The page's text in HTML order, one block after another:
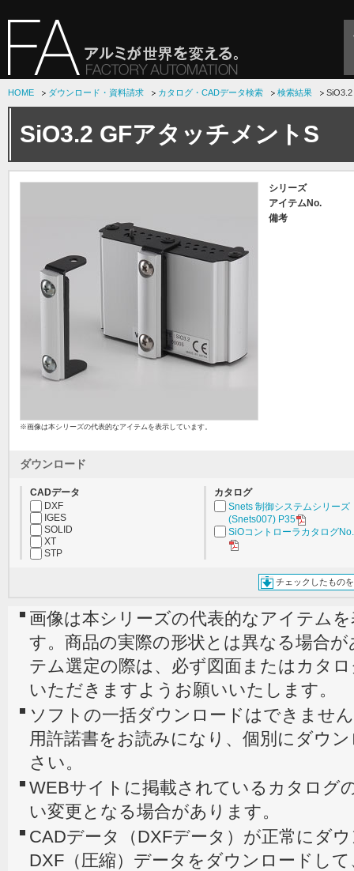
HOME ダウンロード・資料請求 カタログ・CADデータ検索 検索結果
SiO3.2 GFアタッチメントS
※画像は本シリーズの代表的なアイテムを表示しています。
シリーズ
アイテムNo.
備考
ダウンロード
CADデータ
DXF
IGES
SOLID
XT
STP
カタログ
Snets 制御システムシリーズ
(Snets007) P35
SiOコントローラカタログ
チェックしたもの
画像は本シリーズの代表的なアイテム
す。商品の実際の形状とは異なる場合
テム選定の際は、必ず図面またはカタ
いただきますようお願いいたします。
ソフトの一括ダウンロードはできませ
用許諾書をお読みになり、個別にダウ
さい。
WEBサイトに掲載されているカタログ
い変更となる場合があります。
CADデータ（DXFデータ）が正常にダ
DXF（圧縮）データをダウンロードし